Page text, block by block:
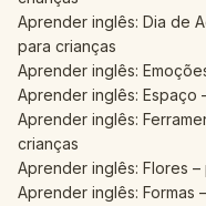
Aprender inglês: Dia de
para crianças
Aprender inglês:
Aprender inglês: Espaço
Aprender inglês:
crianças
Aprender inglês: Flores
Aprender inglês: Formas